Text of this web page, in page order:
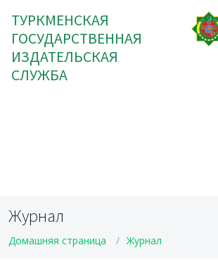
ТУРКМЕНСКАЯ
ГОСУДАРСТВЕННАЯ
ИЗДАТЕЛЬСКАЯ
СЛУЖБА
Журнал
Домашняя страница Журнал